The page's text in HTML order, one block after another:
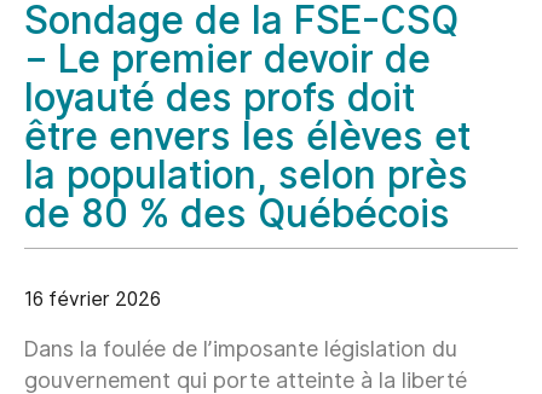
Sondage de la FSE-CSQ
− Le premier devoir de
loyauté des profs doit
être envers les élèves et
la population, selon près
de 80 % des Québécois
16 février 2026
Dans la foulée de l’imposante législation du
gouvernement qui porte atteinte à la liberté